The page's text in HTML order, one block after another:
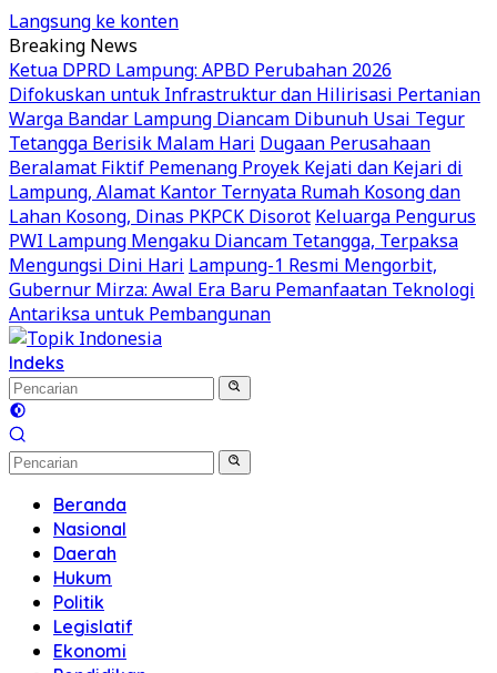
Langsung ke konten
Breaking News
Ketua DPRD Lampung: APBD Perubahan 2026
Difokuskan untuk Infrastruktur dan Hilirisasi Pertanian
Warga Bandar Lampung Diancam Dibunuh Usai Tegur
Tetangga Berisik Malam Hari Dugaan Perusahaan
Beralamat Fiktif Pemenang Proyek Kejati dan Kejari di
Lampung, Alamat Kantor Ternyata Rumah Kosong dan
Lahan Kosong, Dinas PKPCK Disorot Keluarga Pengurus
PWI Lampung Mengaku Diancam Tetangga, Terpaksa
Mengungsi Dini Hari Lampung-1 Resmi Mengorbit,
Gubernur Mirza: Awal Era Baru Pemanfaatan Teknologi
Antariksa untuk Pembangunan
Indeks
Beranda
Nasional
Daerah
Hukum
Politik
Legislatif
Ekonomi